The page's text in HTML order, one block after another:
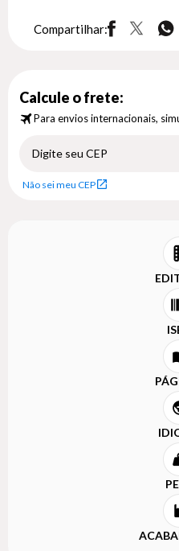
Compartilhar:
Calcule o frete:
Para envios internacionais,
Não sei meu CEP